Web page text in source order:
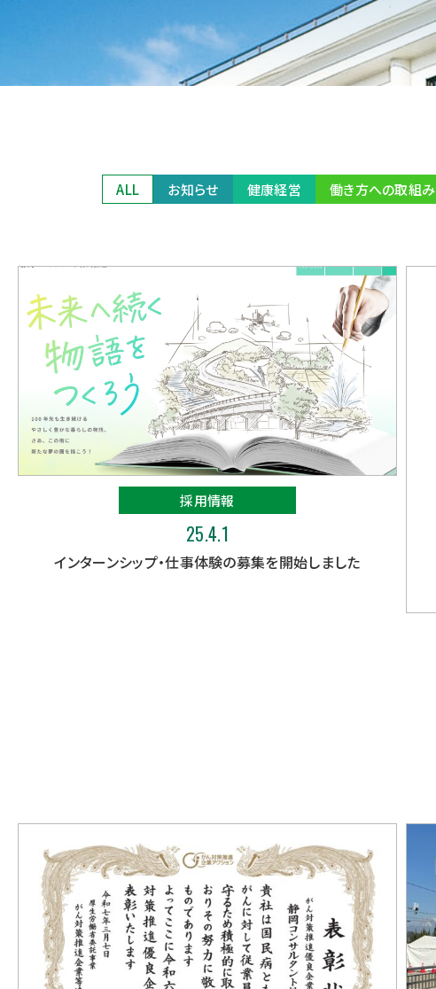
ALL お知らせ 健康経営 働き方への取組み
採用情報
25.4.1
インターンシップ・仕事体験の募集を開始しました